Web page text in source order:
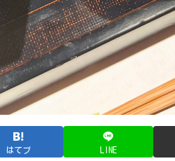
はてブ LINE